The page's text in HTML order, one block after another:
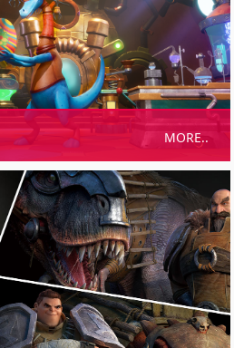
MORE..